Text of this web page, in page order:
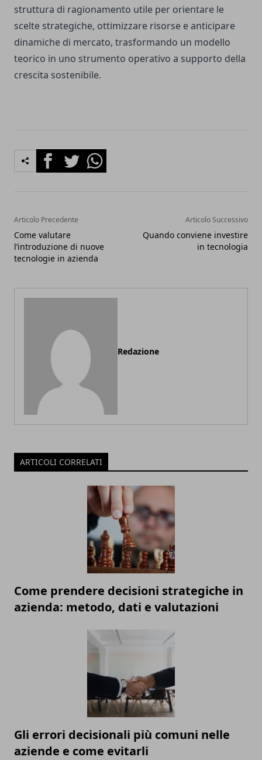
struttura di ragionamento utile per orientare le
scelte strategiche, ottimizzare risorse e anticipare
dinamiche di mercato, trasformando un modello
teorico in uno strumento operativo a supporto della
crescita sostenibile.
FacebookTwitterWhatsapp
Articolo Precedente
Come valutare
l’introduzione di nuove
tecnologie in azienda
Articolo Successivo
Quando conviene investire
in tecnologia
Redazione
ARTICOLI CORRELATI
Come prendere decisioni strategiche in
azienda: metodo, dati e valutazioni
Gli errori decisionali più comuni nelle
aziende e come evitarli